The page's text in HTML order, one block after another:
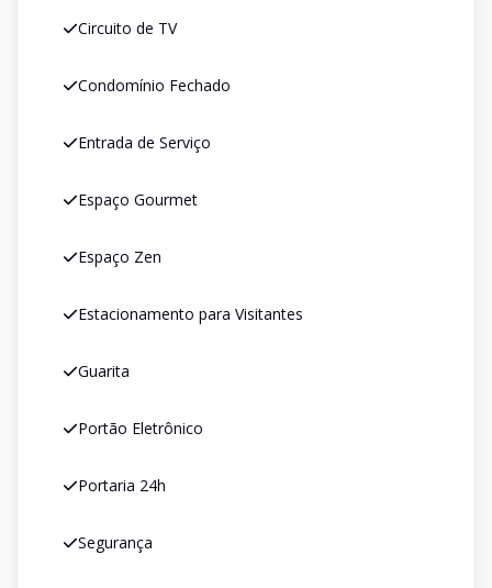
Circuito de TV
Condomínio Fechado
Entrada de Serviço
Espaço Gourmet
Espaço Zen
Estacionamento para Visitantes
Guarita
Portão Eletrônico
Portaria 24h
Segurança